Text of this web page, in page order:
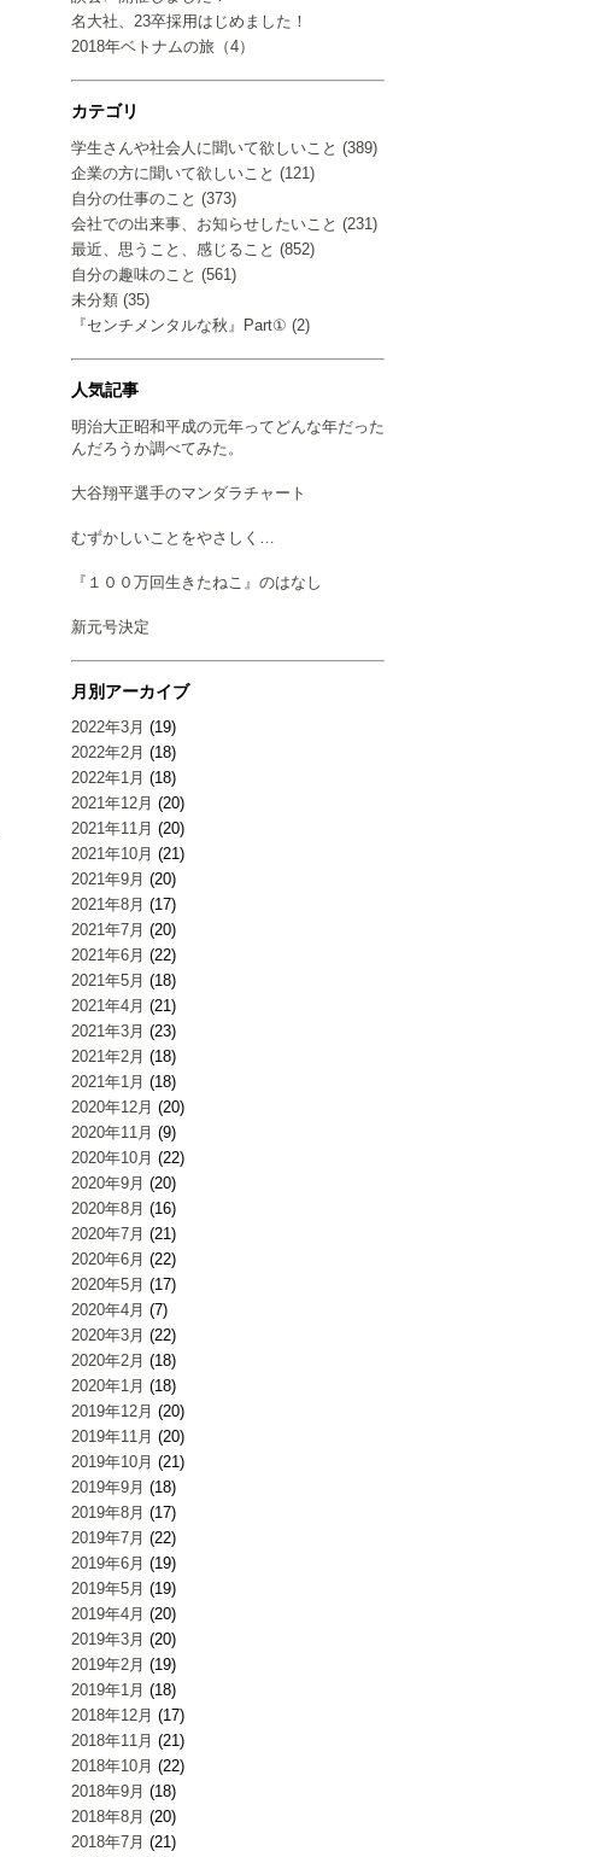
名大社、23卒採用はじめました！
2018年ベトナムの旅（4）
カテゴリ
学生さんや社会人に聞いて欲しいこと (389)
企業の方に聞いて欲しいこと (121)
自分の仕事のこと (373)
会社での出来事、お知らせしたいこと (231)
最近、思うこと、感じること (852)
自分の趣味のこと (561)
未分類 (35)
『センチメンタルな秋』Part① (2)
人気記事
明治大正昭和平成の元年ってどんな年だった
んだろうか調べてみた。
大谷翔平選手のマンダラチャート
むずかしいことをやさしく…
『１００万回生きたねこ』のはなし
新元号決定
月別アーカイブ
2022年3月 (19)
2022年2月 (18)
2022年1月 (18)
2021年12月 (20)
2021年11月 (20)
2021年10月 (21)
2021年9月 (20)
2021年8月 (17)
2021年7月 (20)
2021年6月 (22)
2021年5月 (18)
2021年4月 (21)
2021年3月 (23)
2021年2月 (18)
2021年1月 (18)
2020年12月 (20)
2020年11月 (9)
2020年10月 (22)
2020年9月 (20)
2020年8月 (16)
2020年7月 (21)
2020年6月 (22)
2020年5月 (17)
2020年4月 (7)
2020年3月 (22)
2020年2月 (18)
2020年1月 (18)
2019年12月 (20)
2019年11月 (20)
2019年10月 (21)
2019年9月 (18)
2019年8月 (17)
2019年7月 (22)
2019年6月 (19)
2019年5月 (19)
2019年4月 (20)
2019年3月 (20)
2019年2月 (19)
2019年1月 (18)
2018年12月 (17)
2018年11月 (21)
2018年10月 (22)
2018年9月 (18)
2018年8月 (20)
2018年7月 (21)